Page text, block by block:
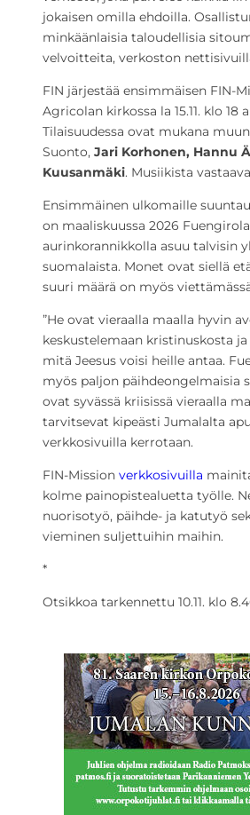
jokaisen omilla ehdoilla.
minkäänlaisia taloudellisia
velvoitteita, verkoston
FIN järjestää ensimmäisen FIN-
Agricolan kirkossa la 15.11. klo 18
Tilaisuudessa ovat mukana
Suonto, Jari Korhonen, Hannu
Kuusanmäki. Musiikista
Ensimmäinen ulkomaille
on maaliskuussa 2026
aurinkorannikkolla asuu talvisin
suomalaista. Monet ovat siellä
suuri määrä on myös
”He ovat vieraalla maalla hyvin
keskustelemaan kristinuskosta
mitä Jeesus voisi heille antaa.
myös paljon päihdeongelmaisia
ovat syvässä kriisissä vieraalla
tarvitsevat kipeästi Jumalalta
verkkosivuilla kerrotaan.
FIN-Mission verkkosivuilla
kolme painopistealuetta työlle.
nuorisotyö, päihde- ja katutyö
vieminen suljettuihin maihin.
*
Otsikkoa tarkennettu 10.11. klo